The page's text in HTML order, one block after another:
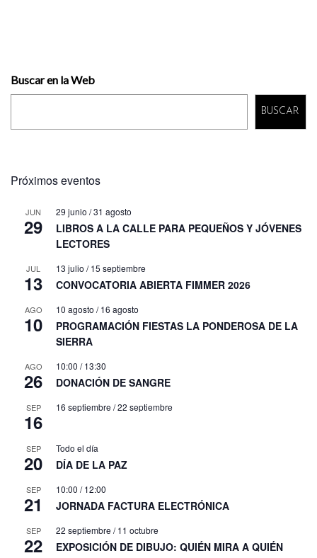
Buscar en la Web
BUSCAR
Próximos eventos
JUN
29
29 junio /31 agosto
LIBROS A LA CALLE PARA PEQUEÑOS Y JÓVENES
LECTORES
JUL
13
13 julio /15 septiembre
CONVOCATORIA ABIERTA FIMMER 2026
AGO
10
10 agosto /16 agosto
PROGRAMACIÓN FIESTAS LA PONDEROSA DE LA
SIERRA
AGO
26
10:00 /13:30
DONACIÓN DE SANGRE
SEP
16
16 septiembre /22 septiembre
SEP
20
Todo el día
DÍA DE LA PAZ
SEP
21
10:00 /12:00
JORNADA FACTURA ELECTRÓNICA
SEP
22
22 septiembre /11 octubre
EXPOSICIÓN DE DIBUJO: QUIÉN MIRA A QUIÉN